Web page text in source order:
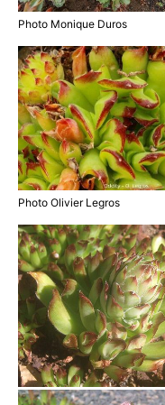
Photo Monique Duros
Photo Olivier Legros